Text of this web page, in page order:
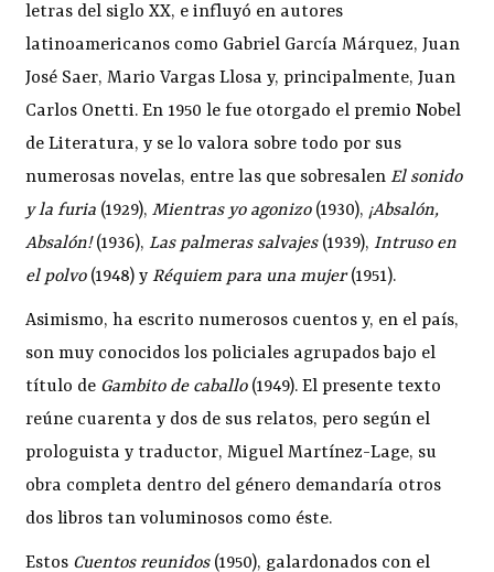
letras del siglo XX, e influyó en autores
latinoamericanos como Gabriel García Márquez, Juan
José Saer, Mario Vargas Llosa y, principalmente, Juan
Carlos Onetti. En 1950 le fue otorgado el premio Nobel
de Literatura, y se lo valora sobre todo por sus
numerosas novelas, entre las que sobresalenEl sonido
y la furia (1929),Mientras yo agonizo(1930), ¡Absalón,
Absalón!(1936),Las palmeras salvajes(1939),Intruso en
el polvo(1948) yRéquiem para una mujer(1951).
Asimismo, ha escrito numerosos cuentos y, en el país,
son muy conocidos los policiales agrupados bajo el
título de Gambito de caballo(1949). El presente texto
reúne cuarenta y dos de sus relatos, pero según el
prologuista y traductor, Miguel Martínez-Lage, su
obra completa dentro del género demandaría otros
dos libros tan voluminosos como éste.
Estos Cuentos reunidos(1950), galardonados con el